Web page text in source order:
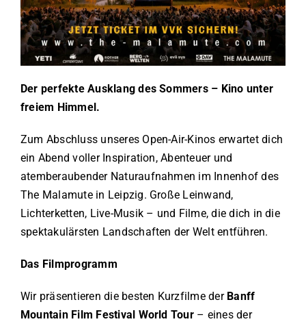
Der perfekte Ausklang des Sommers – Kino unter
freiem Himmel.
Zum Abschluss unseres Open-Air-Kinos erwartet dich
ein Abend voller Inspiration, Abenteuer und
atemberaubender Naturaufnahmen im Innenhof des
The Malamute in Leipzig. Große Leinwand,
Lichterketten, Live-Musik – und Filme, die dich in die
spektakulärsten Landschaften der Welt entführen.
Das Filmprogramm
Wir präsentieren die besten Kurzfilme der Banff
Mountain Film Festival World Tour– eines der